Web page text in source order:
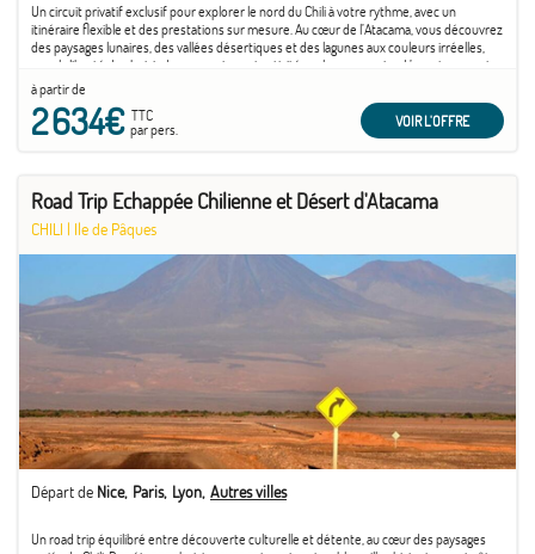
Un circuit privatif exclusif pour explorer le nord du Chili à votre rythme, avec un
itinéraire flexible et des prestations sur mesure. Au cœur de l’Atacama, vous découvrez
des paysages lunaires, des vallées désertiques et des lagunes aux couleurs irréelles,
avec la liberté de choisir des excursions et activités selon vos envies. L’aventure peut
se prolonger par une extension sur l’île de Pâques, pour une parenthèse mystique au
cœur du Pacifique, entre moaïs et traditions ancestrales.
à partir de
2 634€TTC
par pers.
VOIR L'OFFRE
Road Trip Echappée Chilienne et Désert d'Atacama
CHILI | Ile de Pâques
Départ de Nice Paris Lyon Autres villes
Un road trip équilibré entre découverte culturelle et détente, au cœur des paysages